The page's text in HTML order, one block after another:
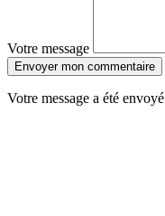
Votre message
Envoyer mon commentaire
Votre message a été envoyé